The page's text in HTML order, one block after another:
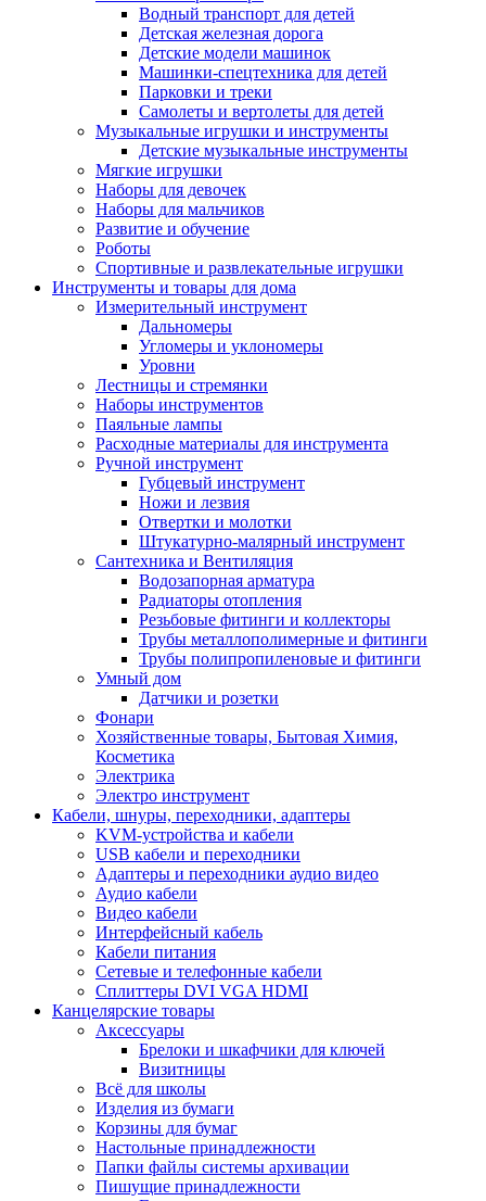
Водный транспорт для детей
Детская железная дорога
Детские модели машинок
Машинки-спецтехника для детей
Парковки и треки
Самолеты и вертолеты для детей
Музыкальные игрушки и инструменты
Детские музыкальные инструменты
Мягкие игрушки
Наборы для девочек
Наборы для мальчиков
Развитие и обучение
Роботы
Спортивные и развлекательные игрушки
Инструменты и товары для дома
Измерительный инструмент
Дальномеры
Угломеры и уклономеры
Уровни
Лестницы и стремянки
Наборы инструментов
Паяльные лампы
Расходные материалы для инструмента
Ручной инструмент
Губцевый инструмент
Ножи и лезвия
Отвертки и молотки
Штукатурно-малярный инструмент
Сантехника и Вентиляция
Водозапорная арматура
Радиаторы отопления
Резьбовые фитинги и коллекторы
Трубы металлополимерные и фитинги
Трубы полипропиленовые и фитинги
Умный дом
Датчики и розетки
Фонари
Хозяйственные товары, Бытовая Химия,
Косметика
Электрика
Электро инструмент
Кабели, шнуры, переходники, адаптеры
KVM-устройства и кабели
USB кабели и переходники
Адаптеры и переходники аудио видео
Аудио кабели
Видео кабели
Интерфейсный кабель
Кабели питания
Сетевые и телефонные кабели
Сплиттеры DVI VGA HDMI
Канцелярские товары
Аксессуары
Брелоки и шкафчики для ключей
Визитницы
Всё для школы
Изделия из бумаги
Корзины для бумаг
Настольные принадлежности
Папки файлы системы архивации
Пишущие принадлежности